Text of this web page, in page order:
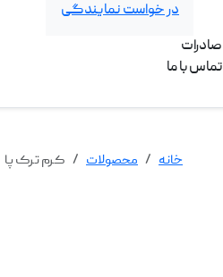
در خواست نمایندگی
صادرات
تماس با ما
خانه محصولات کرم ترک پا